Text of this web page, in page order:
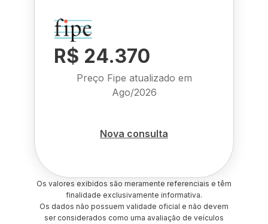
R$ 24.370
Preço Fipe atualizado em
Ago/2026
Nova consulta
Os valores exibidos são meramente referenciais e têm
finalidade exclusivamente informativa.
Os dados não possuem validade oficial e não devem
ser considerados como uma avaliação de veículos